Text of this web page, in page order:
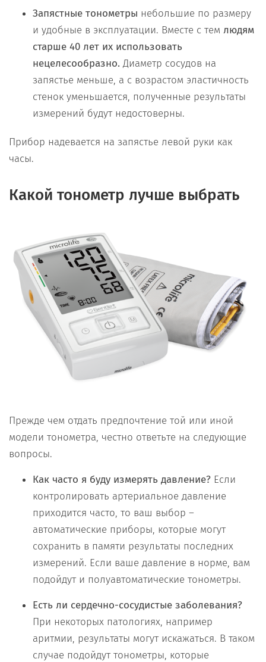
Запястные тонометры небольшие по размеру
и удобные в эксплуатации. Вместе с тем людям
старше 40 лет их использовать
нецелесообразно. Диаметр сосудов на
запястье меньше, а с возрастом эластичность
стенок уменьшается, полученные результаты
измерений будут недостоверны.
Прибор надевается на запястье левой руки как
часы.
Какой тонометр лучше выбрать
Прежде чем отдать предпочтение той или иной
модели тонометра, честно ответьте на следующие
вопросы.
Как часто я буду измерять давление? Если
контролировать артериальное давление
приходится часто, то ваш выбор –
автоматические приборы, которые могут
сохранить в памяти результаты последних
измерений. Если ваше давление в норме, вам
подойдут и полуавтоматические тонометры.
Есть ли сердечно-сосудистые заболевания?
При некоторых патологиях, например
аритмии, результаты могут искажаться. В таком
случае подойдут тонометры, которые